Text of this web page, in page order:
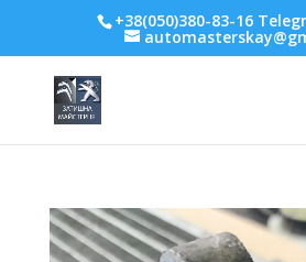
+38(050)380-83-16